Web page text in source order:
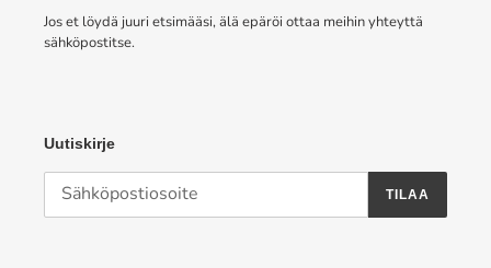
Jos et löydä juuri etsimääsi, älä epäröi ottaa meihin yhteyttä
sähköpostitse.
Uutiskirje
TILAA